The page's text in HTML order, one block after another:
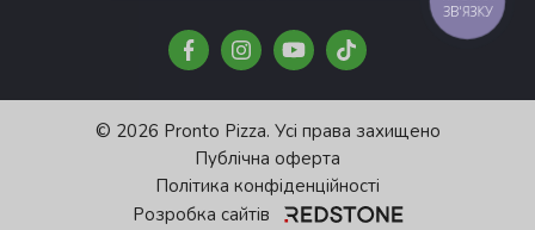
© 2026 Pronto Pizza. Усі права захищено
Публічна оферта
Політика конфіденційності
Розробка сайтів
ЗВ'ЯЗКУ